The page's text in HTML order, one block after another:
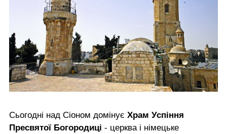
Сьогодні над Сіоном домінує Храм Успіння
Пресвятої Богородиці - церква і німецьке